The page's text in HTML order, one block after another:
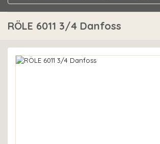
RÖLE 6011 3/4 Danfoss